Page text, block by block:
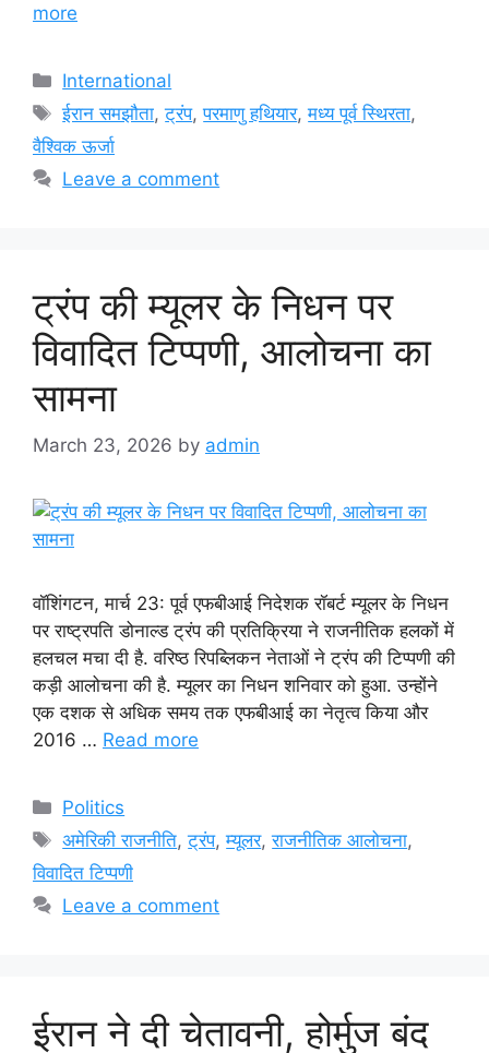
more
Categories
International
Tags
ईरान समझौता,ट्रंप,परमाणु हथियार,मध्य पूर्व स्थिरता,
वैश्विक ऊर्जा
Leave a comment
ट्रंप की म्यूलर के निधन पर
विवादित टिप्पणी, आलोचना का
सामना
March 23, 2026 by admin
वॉशिंगटन, मार्च 23: पूर्व एफबीआई निदेशक रॉबर्ट म्यूलर के निधन
पर राष्ट्रपति डोनाल्ड ट्रंप की प्रतिक्रिया ने राजनीतिक हलकों में
हलचल मचा दी है. वरिष्ठ रिपब्लिकन नेताओं ने ट्रंप की टिप्पणी की
कड़ी आलोचना की है. म्यूलर का निधन शनिवार को हुआ. उन्होंने
एक दशक से अधिक समय तक एफबीआई का नेतृत्व किया और
2016 … Read more
Categories
Politics
Tags
अमेरिकी राजनीति,ट्रंप,म्यूलर,राजनीतिक आलोचना,
विवादित टिप्पणी
Leave a comment
ईरान ने दी चेतावनी, होर्मुज बंद